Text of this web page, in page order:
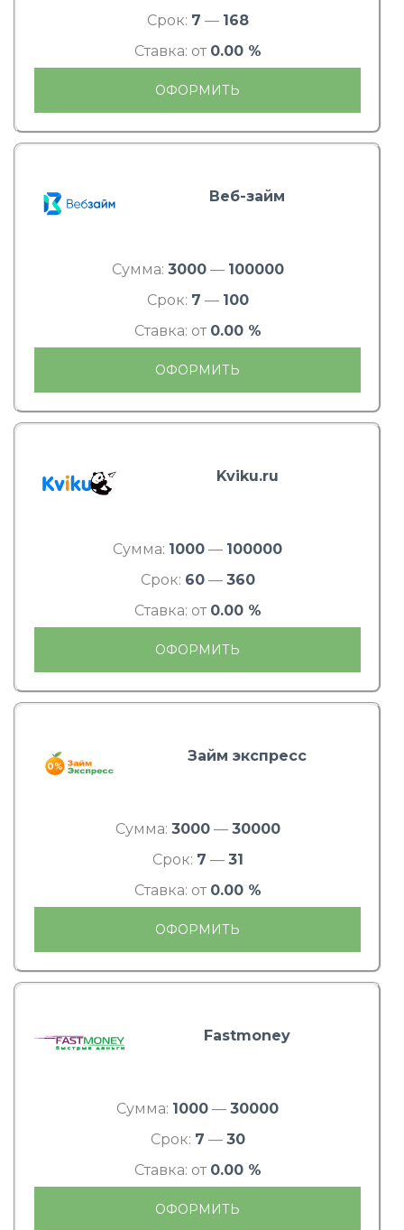
Срок: 7 — 168
Ставка: от 0.00 %
ОФОРМИТЬ
Веб-займ
Сумма: 3000— 100000
Срок: 7 — 100
Ставка: от 0.00 %
ОФОРМИТЬ
Kviku.ru
Сумма: 1000 — 100000
Срок: 60— 360
Ставка: от 0.00 %
ОФОРМИТЬ
Займ экспресс
Сумма: 3000— 30000
Срок: 7 — 31
Ставка: от 0.00 %
ОФОРМИТЬ
Fastmoney
Сумма: 1000 — 30000
Срок: 7 — 30
Ставка: от 0.00 %
ОФОРМИТЬ